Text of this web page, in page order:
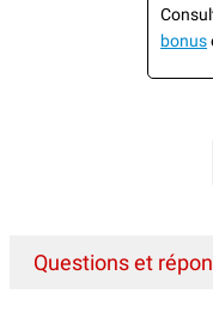
bonus
Questions et